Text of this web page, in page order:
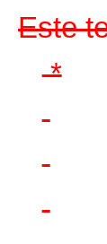
Este
*